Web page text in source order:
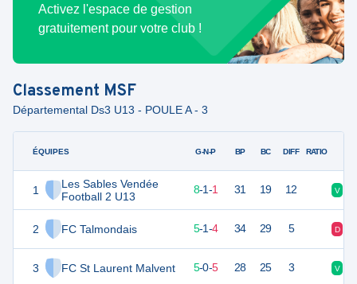
Activez l'espace de gestion
gratuitement pour votre club !
Classement MSF
Départemental Ds3 U13 - POULE A - 3
ÉQUIPES
1
Les Sables Vendée
Football 2 U13
2 FC Talmondais
3 FC St Laurent Malvent
G-N-P BP BC DIFF RATIO
25 8-1-1 31 19 12 V
5-1-4 34 29 5 D
15 10 5-0-5 28 25 3 V